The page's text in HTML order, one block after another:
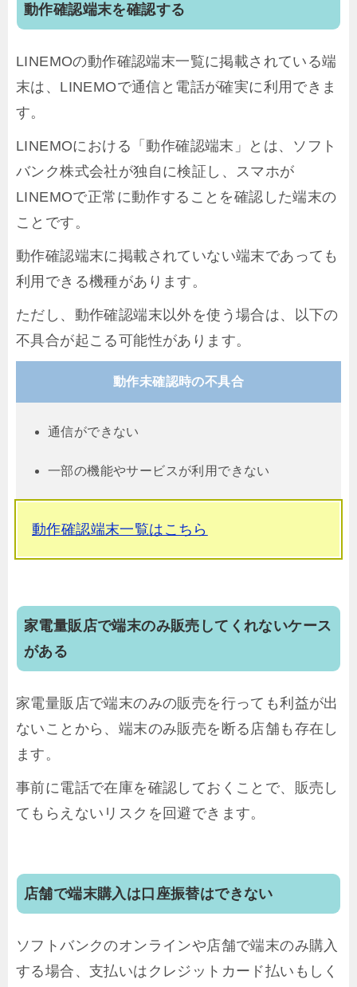
動作確認端末を確認する
LINEMOの動作確認端末一覧に掲載されている端
末は、LINEMOで通信と電話が確実に利用できま
す。
LINEMOにおける「動作確認端末」とは、ソフト
バンク株式会社が独自に検証し、スマホが
LINEMOで正常に動作することを確認した端末の
ことです。
動作確認端末に掲載されていない端末であっても
利用できる機種があります。
ただし、動作確認端末以外を使う場合は、以下の
不具合が起こる可能性があります。
動作未確認時の不具合
通信ができない
一部の機能やサービスが利用できない
動作確認端末一覧はこちら
家電量販店で端末のみ販売してくれないケース
がある
家電量販店で端末のみの販売を行っても利益が出
ないことから、端末のみ販売を断る店舗も存在し
ます。
事前に電話で在庫を確認しておくことで、販売し
てもらえないリスクを回避できます。
店舗で端末購入は口座振替はできない
ソフトバンクのオンラインや店舗で端末のみ購入
する場合、支払いはクレジットカード払いもしく